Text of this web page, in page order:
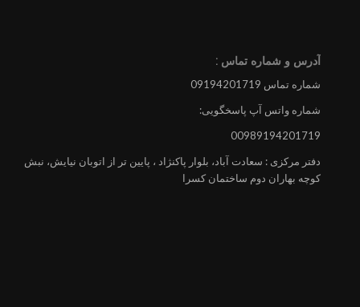
آدرس و شماره تماس :
شماره تماس 09194201719
شماره واتس آپ پاسخگویی:
00989194201719
دفتر مرکزی : سعادت آباد، بلوار پاکنژاد ، پایین تر از اتوبان نیایش، نبش
کوچه بهاران دوم ساختمان کسرا